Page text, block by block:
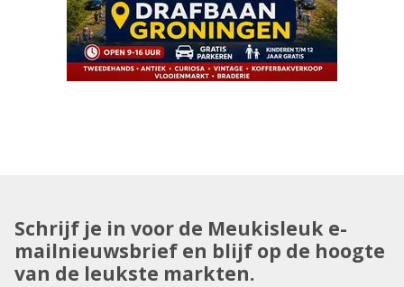
Schrijf je in voor de Meukisleuk e-
mailnieuwsbrief en blijf op de hoogte
van de leukste markten.